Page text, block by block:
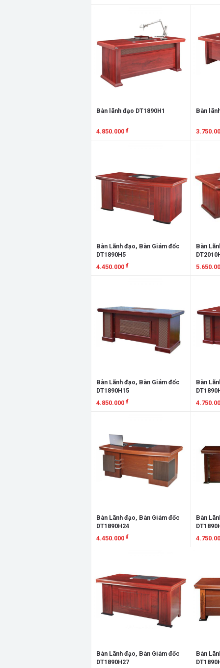
Bàn lãnh đạo DT1890H1
4.850.000 ₫
Bàn
Bàn Lãnh đạo, Bàn Giám đốc
DT1890H5
4.450.000 ₫
Bàn
Bàn Lãnh đạo, Bàn Giám đốc
DT1890H15
4.850.000 ₫
Bàn
Bàn Lãnh đạo, Bàn Giám đốc
DT1890H24
4.450.000 ₫
Bàn
Bàn Lãnh đạo, Bàn Giám đốc
DT1890H27
Bàn